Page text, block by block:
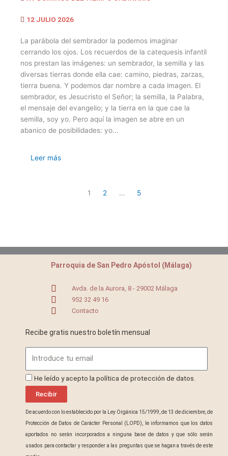
12 JULIO 2026
La parábola del sembrador la podemos imaginar
cerrando los ojos. Los recuerdos de la catequesis infantil
nos prestan las imágenes: un sembrador, la semilla y las
diversas tierras donde ella cae: camino, piedras, zarzas,
tierra buena. Y podemos dar nombre a cada imagen. El
sembrador, es Jesucristo el Señor; la semilla, la Palabra,
el mensaje del evangelio; y la tierra en la que cae la
semilla, soy yo. Pero aquí la imagen se abre en un
abanico de posibilidades: yo...
Leer más
1 2 … 5
Parroquia de San Pedro Apóstol (Málaga)
Avda. de la Aurora, 8 - 29002 Málaga
952 32 49 16
Contacto
Recibe gratis nuestro boletín mensual
ProteccionDatos
He leído y acepto la política de protección de datos.
Recibir
De acuerdo con lo establecido por la Ley Orgánica 15/1999, de 13 de diciembre, de
Protección de Datos de Carácter Personal (LOPD), le informamos que los datos
aportados no serán incorporados a ninguna base de datos y que sólo serán
usados para contactar y responder a las preguntas que se hagan a través de este